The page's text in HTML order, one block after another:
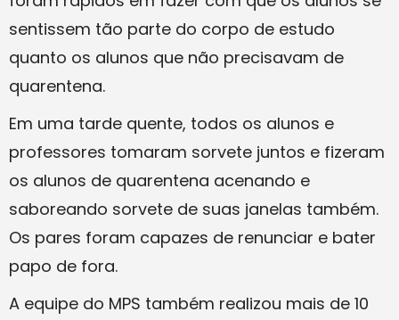
sentissem tão parte do corpo de estudo
quanto os alunos que não precisavam de
quarentena.
Em uma tarde quente, todos os alunos e
professores tomaram sorvete juntos e fizeram
os alunos de quarentena acenando e
saboreando sorvete de suas janelas também.
Os pares foram capazes de renunciar e bater
papo de fora.
A equipe do MPS também realizou mais de 10